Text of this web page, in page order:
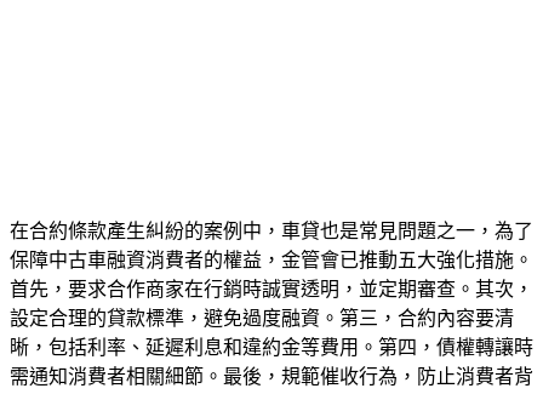
在合約條款產生糾紛的案例中，車貸也是常見問題之一，為了
保障中古車融資消費者的權益，金管會已推動五大強化措施。
首先，要求合作商家在行銷時誠實透明，並定期審查。其次，
設定合理的貸款標準，避免過度融資。第三，合約內容要清
晰，包括利率、延遲利息和違約金等費用。第四，債權轉讓時
需通知消費者相關細節。最後，規範催收行為，防止消費者背